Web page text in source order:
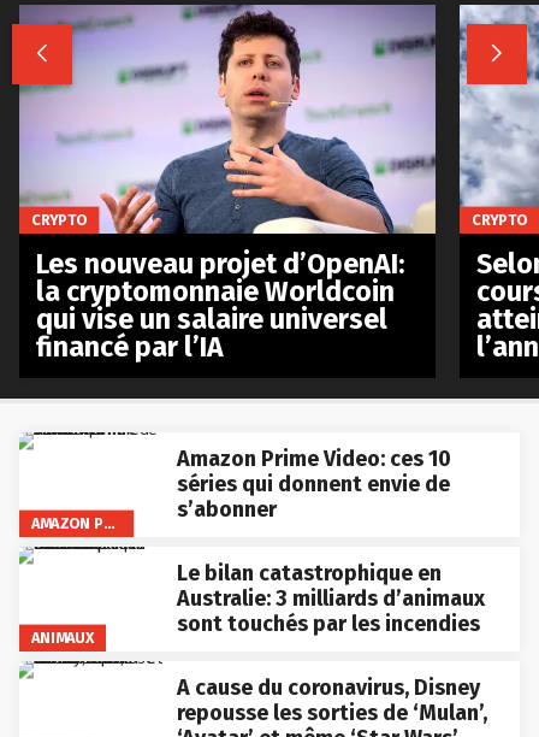
AMAZON PRIME VIDEO
Amazon Prime Video: ces 10
séries qui donnent envie de
s’abonner
ANIMAUX
Le bilan catastrophique en
Australie: 3 milliards d’animaux
sont touchés par les incendies
A cause du coronavirus, Disney
repousse les sorties de ‘Mulan’,
 
CRYPTO
Les nouveau projet d’OpenAI:
la cryptomonnaie Worldcoin
qui vise un salaire universel
financé par l’IA
CRYPTO